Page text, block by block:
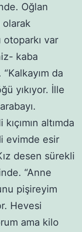
Oğlan
olarak
otoparkı var
kaba
da
yıkıyor. İlle
altımda
evimde esir
desen sürekli
“Anne
pişireyim
Hevesi
ama kilo